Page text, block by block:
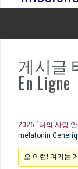
게시글
En Ligne
2026 “나의 사랑
melatonin
오 이런! 여기는